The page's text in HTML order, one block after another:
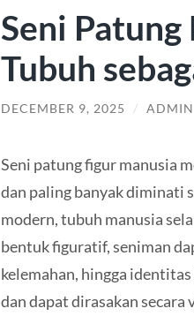
Seni
Tubuh
DECEMBER 9, 2025 / ADMIN
Seni patung figur manusia
dan paling banyak diminati
modern, tubuh manusia
bentuk figuratif, seniman
kelemahan, hingga
dan dapat dirasakan secara